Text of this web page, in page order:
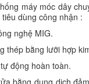
máy móc dây
dùng công nhận :
nghệ MIG.
thép bằng lưỡi hợp
động hoàn toàn.
bằng dung dịch